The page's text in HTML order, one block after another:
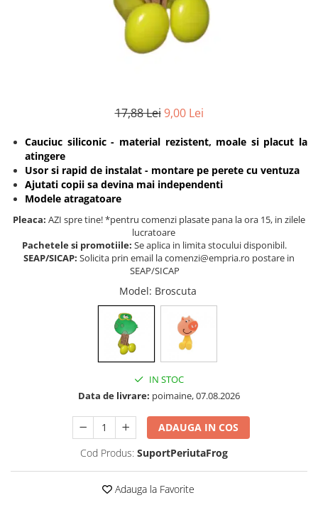
Echipament protectie bicicleta si
Palarii protectie UV
Accesorii plaja
Puericultura mare
Somnul bebelusului
Carucioare si scaune auto
Tarcuri copii / bebelusi
Ingrijire bebe si mama
Igiena si ingrijire bebelusi
Accesorii bebelusi / nou-nascuti
Diversificare bebelusi
Jucarii copii si jocuri educative
17,88 Lei 9,00 Lei
Cauciuc siliconic - material rezistent, moale si placut la
atingere
Usor si rapid de instalat - montare pe perete cu ventuza
Ajutati copii sa devina mai independenti
Modele atragatoare
Pleaca: AZI spre tine! *pentru comenzi plasate pana la ora 15, in zilele
lucratoare
Pachetele si promotiile: Se aplica in limita stocului disponibil.
SEAP/SICAP: Solicita prin email la comenzi@empria.ro postare in
SEAP/SICAP
Model: Broscuta
IN STOC
Data de livrare: poimaine, 07.08.2026
ADAUGA IN COS
Cod Produs: SuportPeriutaFrog
Adauga la Favorite